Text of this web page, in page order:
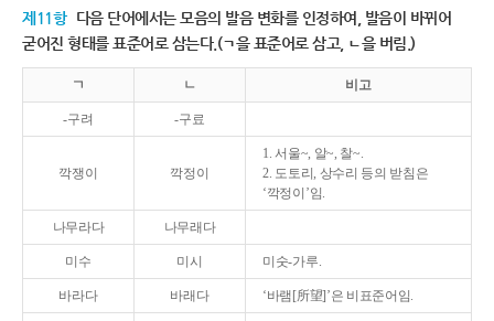
제11항 다음 단어에서는 모음의 발음 변화를 인정하여, 발음이 바뀌어
굳어진 형태를 표준어로 삼는다.(ㄱ을 표준어로 삼고, ㄴ을 버림.)
ㄱ ㄴ 비고
-구려 -구료
깍쟁이 깍정이
1. 서울~, 알~, 찰~.
2. 도토리, 상수리 등의 받침은
‘깍정이’임.
나무라다 나무래다
미수 미시 미숫-가루.
바라다 바래다 ‘바램[所望]’은 비표준어임.